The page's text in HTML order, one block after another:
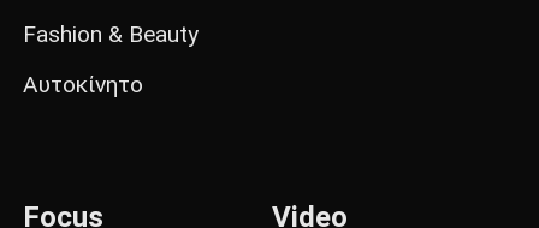
Fashion & Beauty
Αυτοκίνητο
Focus Video